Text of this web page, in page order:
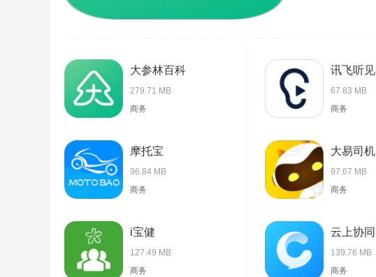
大参林百科
279.71 MB
商务
讯飞听见
67.83 MB
商务
摩托宝
96.84 MB
商务
大易司机
97.67 MB
商务
i宝健
127.49 MB
商务
云上协同
139.76 MB
商务